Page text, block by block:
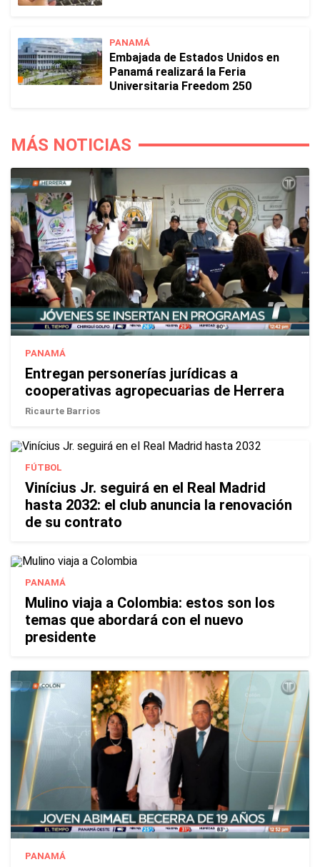
PANAMÁ
Embajada de Estados Unidos en
Panamá realizará la Feria
Universitaria Freedom 250
MÁS NOTICIAS
PANAMÁ
Entregan personerías jurídicas a
cooperativas agropecuarias de Herrera
Ricaurte Barrios
FÚTBOL
Vinícius Jr. seguirá en el Real Madrid
hasta 2032: el club anuncia la renovación
de su contrato
PANAMÁ
Mulino viaja a Colombia: estos son los
temas que abordará con el nuevo
presidente
PANAMÁ